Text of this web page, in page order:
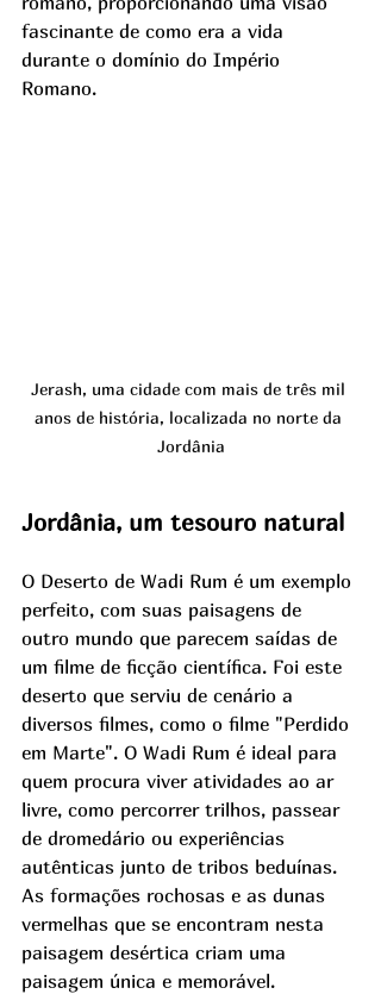
fascinante de como era a vida
durante o domínio do Império
Romano.
Jerash, uma cidade com mais de três mil
anos de história, localizada no norte da
Jordânia
Jordânia, um tesouro natural
O Deserto de Wadi Rum é um exemplo
perfeito, com suas paisagens de
outro mundo que parecem saídas de
um filme de ficção científica. Foi este
deserto que serviu de cenário a
diversos filmes, como o filme "Perdido
em Marte". O Wadi Rum é ideal para
quem procura viver atividades ao ar
livre, como percorrer trilhos, passear
de dromedário ou experiências
autênticas junto de tribos beduínas.
As formações rochosas e as dunas
vermelhas que se encontram nesta
paisagem desértica criam uma
paisagem única e memorável.